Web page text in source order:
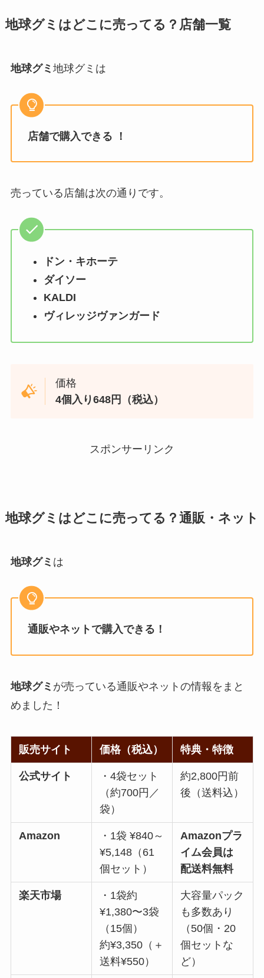
地球グミはどこに売ってる？店舗一覧
地球グミ 地球グミは
店舗で購入できる ！
売っている店舗は次の通りです。
ドン・キホーテ
ダイソー
KALDI
ヴィレッジヴァンガード
価格
4個入り648円（税込）
スポンサーリンク
地球グミ はどこに売ってる？通販・ネット
地球グミ は
通販やネットで購入できる！
地球グミ が売っている通販やネットの情報をまと
めました！
販売サイト 価格（税込） 特典・特徴
公式サイト
・4袋セット
（約700円／
袋）
約2,800円前
後（送料込）
Amazon
・1袋 ¥840～
¥5,148（61
個セット）
Amazonプラ
イム会員は
配送料無料
楽天市場
・1袋約
¥1,380〜3袋
（15個）
約¥3,350（＋
送料¥550）
大容量パック
も多数あり
（50個・20
個セットな
ど）